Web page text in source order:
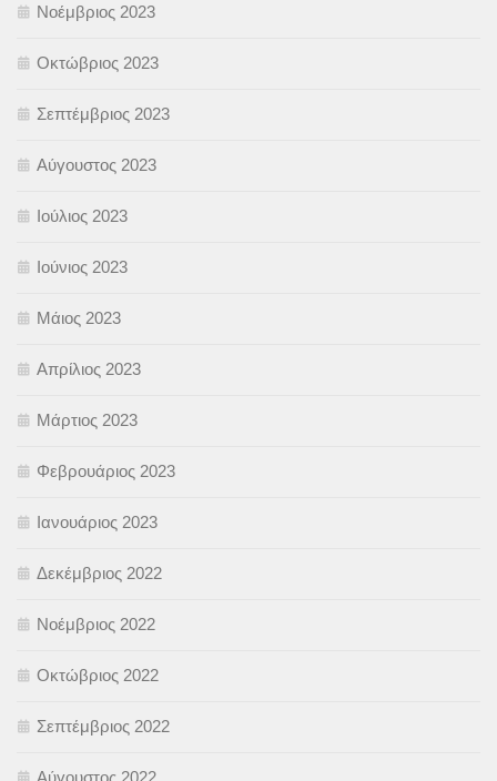
Νοέμβριος 2023
Οκτώβριος 2023
Σεπτέμβριος 2023
Αύγουστος 2023
Ιούλιος 2023
Ιούνιος 2023
Μάιος 2023
Απρίλιος 2023
Μάρτιος 2023
Φεβρουάριος 2023
Ιανουάριος 2023
Δεκέμβριος 2022
Νοέμβριος 2022
Οκτώβριος 2022
Σεπτέμβριος 2022
Αύγουστος 2022